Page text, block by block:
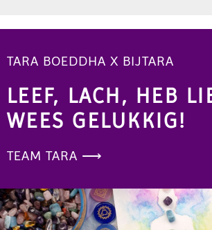
TARA BOEDDHA X BIJTARA
LEEF, LACH, HEB
WEES GELUKKIG!
TEAM TARA ⟶